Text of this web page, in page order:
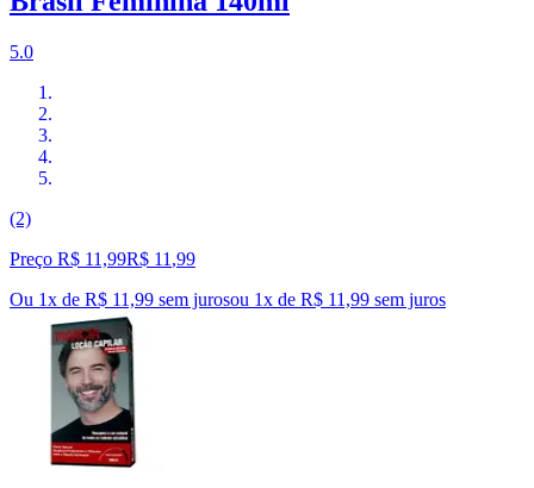
5.0
(2)
Preço R$ 11,99R$ 11 ,99
Ou 1x de R$ 11,99 sem jurosou 1x de R$ 11,99 sem juros